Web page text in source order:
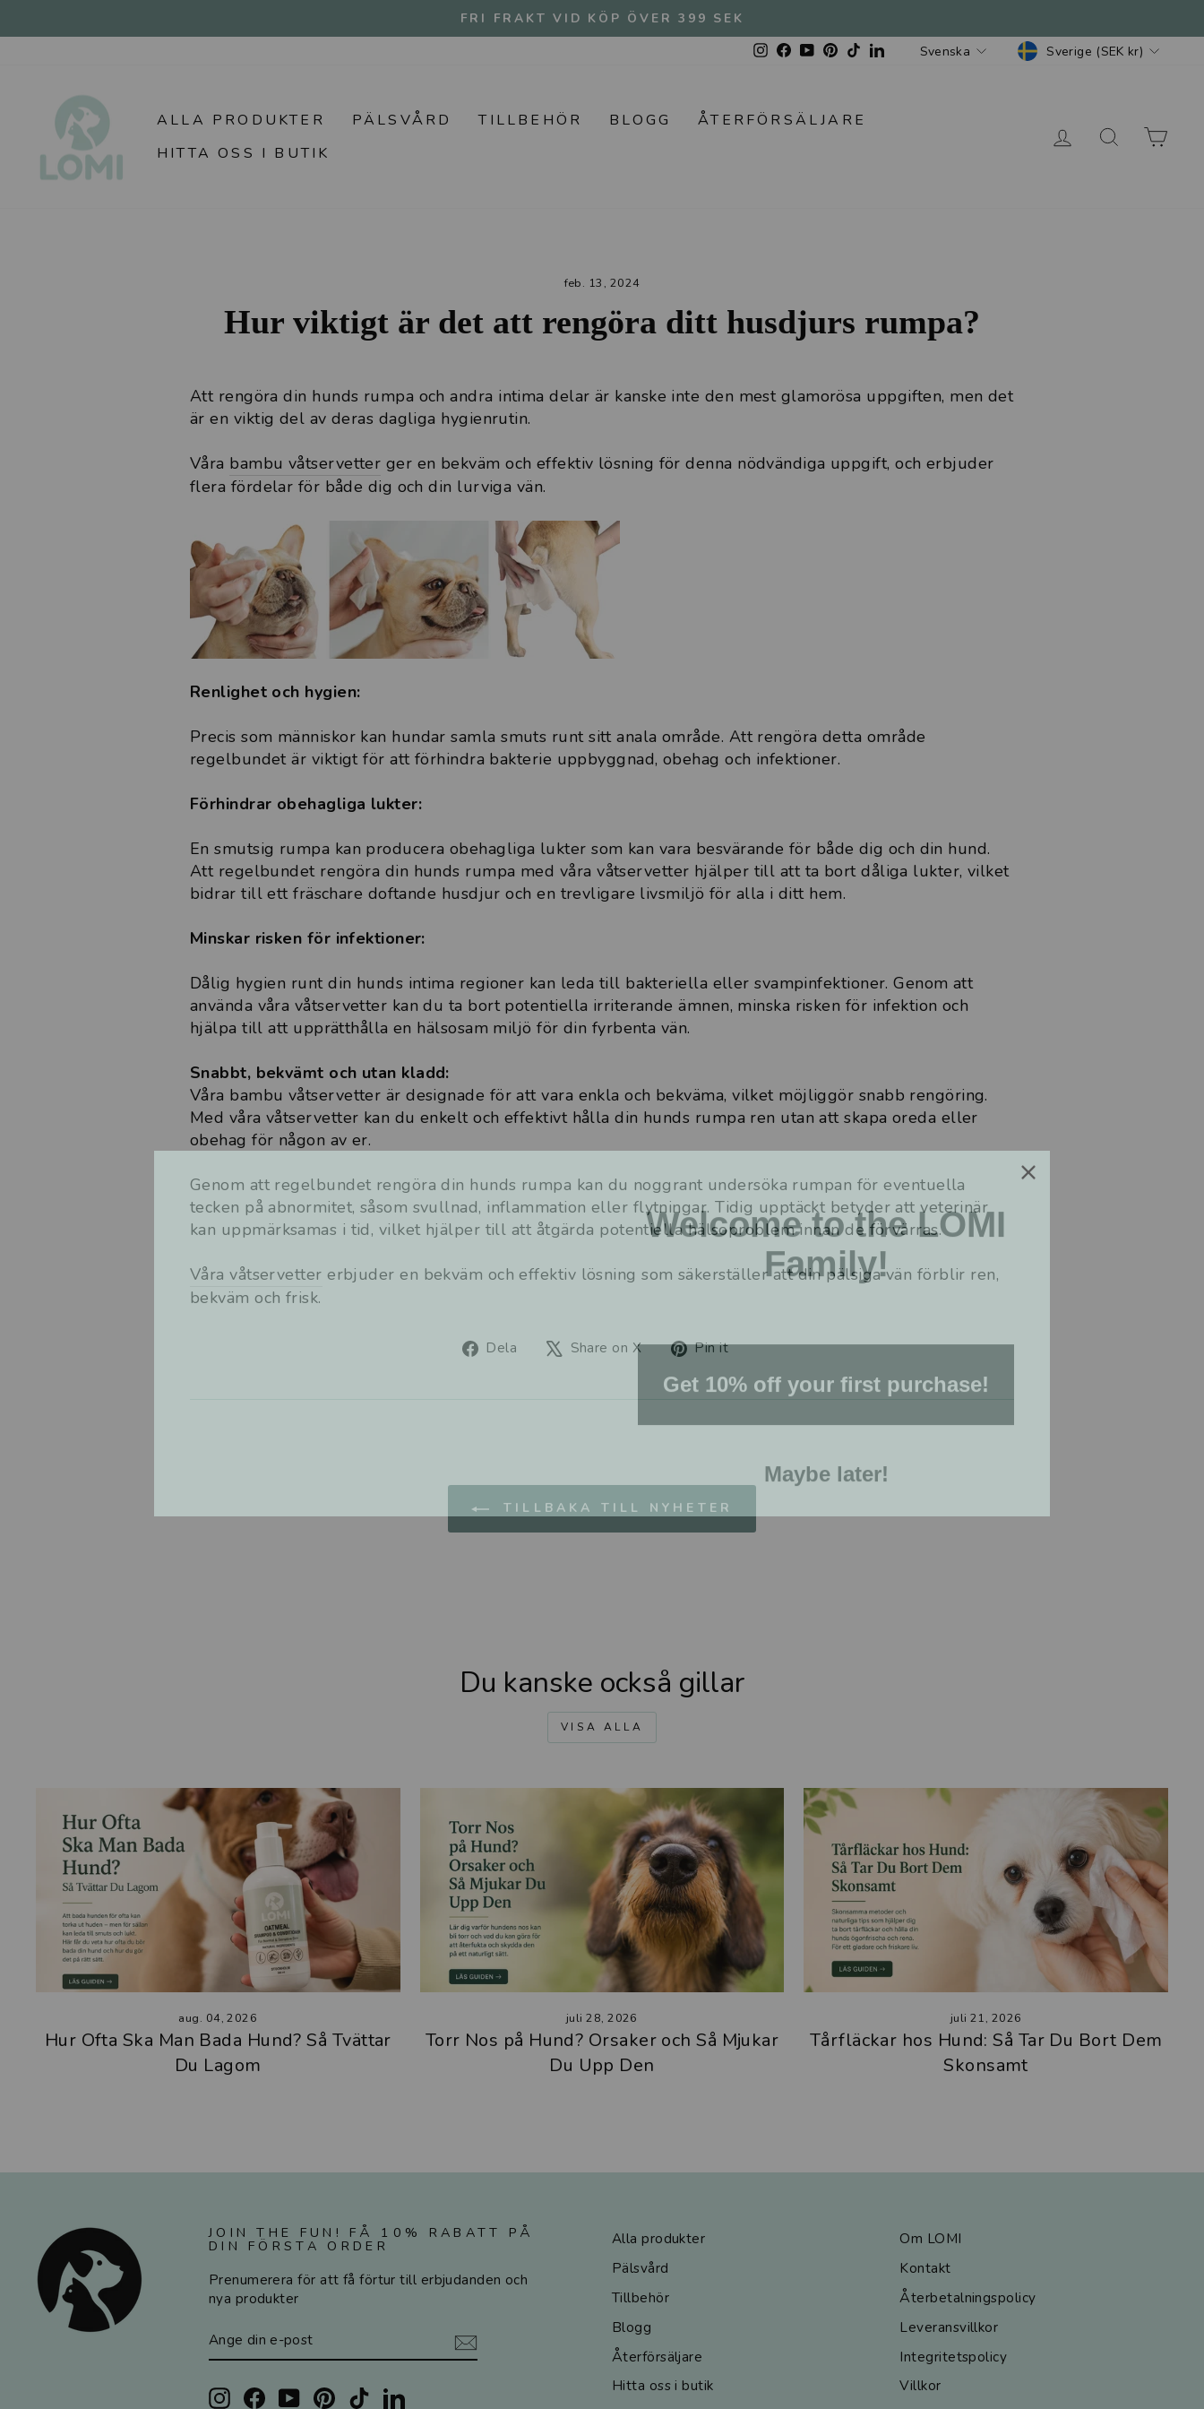
till
Pausa
FRI FRAKT VID KÖP ÖVER 399 SEK
Instagram
Facebook
YouTubePinterest
TikTokLinkedInSpråk
Svenska Valuta
Sverige (SEK kr)
ALLA PRODUKTER PÄLSVÅRD TILLBEHÖR BLOGG
ÅTERFÖRSÄLJARE
HITTA OSS I BUTIK
LOGGA IN
SÖK
feb. 13, 2024
Hur viktigt är det att rengöra ditt husdjurs rumpa?
Att rengöra din hunds rumpa och andra intima delar är kanske inte den mest glamorösa uppgiften, men det
är en viktig del av deras dagliga hygienrutin.
Våra bambu våtservetter ger en bekväm och effektiv lösning för denna nödvändiga uppgift, och erbjuder
flera fördelar för både dig och din lurviga vän.
Renlighet och hygien:
Precis som människor kan hundar samla smuts runt sitt anala område. Att rengöra detta område
regelbundet är viktigt för att förhindra bakterie uppbyggnad, obehag och infektioner.
Förhindrar obehagliga lukter:
En smutsig rumpa kan producera obehagliga lukter som kan vara besvärande för både dig och din hund.
Att regelbundet rengöra din hunds rumpa med våra våtservetter hjälper till att ta bort dåliga lukter, vilket
bidrar till ett fräschare doftande husdjur och en trevligare livsmiljö för alla i ditt hem.
Minskar risken för infektioner:
Dålig hygien runt din hunds intima regioner kan leda till bakteriella eller svampinfektioner. Genom att
använda våra våtservetter kan du ta bort potentiella irriterande ämnen, minska risken för infektion och
hjälpa till att upprätthålla en hälsosam miljö för din fyrbenta vän.
Snabbt, bekvämt och utan kladd:
Våra bambu våtservetter är designade för att vara enkla och bekväma, vilket möjliggör snabb rengöring.
Med våra våtservetter kan du enkelt och effektivt hålla din hunds rumpa ren utan att skapa oreda eller
obehag för någon av er.
Genom att regelbundet rengöra din hunds rumpa kan du noggrant undersöka rumpan för eventuella
tecken på abnormitet, såsom svullnad, inflammation eller flytningar. Tidig upptäckt betyder att veterinär
kan uppmärksamas i tid, vilket hjälper till att åtgärda potentiella hälsoproblem innan de förvärras.
Våra våtservetter erbjuder en bekväm och effektiv lösning som säkerställer att din pälsiga vän förblir ren,
bekväm och frisk.
Dela
Dela
Share on X
Tweet
X
Pin it
Fäst
Pinterest
TILLBAKA TILL NYHETER
Du kanske också gillar
VISA ALLA
aug. 04, 2026
Hur Ofta Ska Man Bada Hund? Så Tvättar
Du Lagom
juli 28, 2026
Torr Nos på Hund? Orsaker och Så Mjukar
Du Upp Den
juli 21, 2026
Tårfläckar hos Hund: Så Tar Du Bort Dem
Skonsamt
JOIN THE FUN! FÅ 10% RABATT PÅ
DIN FÖRSTA ORDER
Prenumerera för att få förtur till erbjudanden och
nya produkter
DIN
E-
InstagramFacebookYouTubePinterest
TikTokLinkedIn
Alla produkter
Pälsvård
Tillbehör
Blogg
Återförsäljare
Hitta oss i butik
Om LOMI
Kontakt
Återbetalningspolicy
Leveransvillkor
Integritetspolicy
Villkor
Welcome to the LOMI
Family!
Get 10% off your first purchase!
Maybe later!